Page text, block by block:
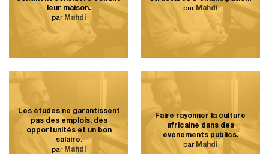
leur maison.
par Mahdi
par Mahdi
Les études ne garantissent
pas des emplois, des
opportunités et un bon
salaire.
par Mahdi
Faire rayonner la culture
africaine dans des
événements publics.
par Mahdi